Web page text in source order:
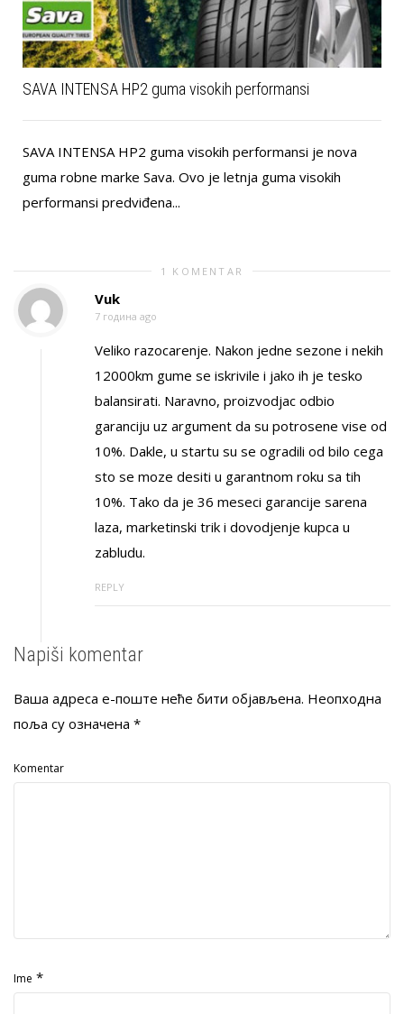
SAVA INTENSA HP2 guma visokih performansi
SAVA INTENSA HP2 guma visokih performansi je nova
guma robne marke Sava. Ovo je letnja guma visokih
performansi predviđena...
1 KOMENTAR
Vuk
7 година ago
Veliko razocarenje. Nakon jedne sezone i nekih
12000km gume se iskrivile i jako ih je tesko
balansirati. Naravno, proizvodjac odbio
garanciju uz argument da su potrosene vise od
10%. Dakle, u startu su se ogradili od bilo cega
sto se moze desiti u garantnom roku sa tih
10%. Tako da je 36 meseci garancije sarena
laza, marketinski trik i dovodjenje kupca u
zabludu.
REPLY
Napiši komentar
Ваша адреса е-поште неће бити објављена. Неопходна
поља су означена *
Komentar
Ime *